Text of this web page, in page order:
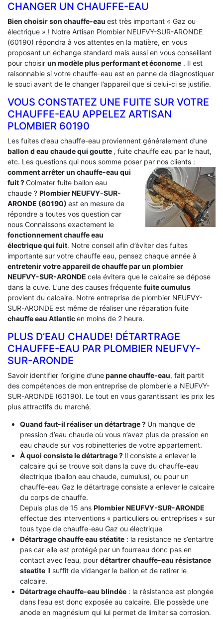
CHANGER UN CHAUFFE-EAU
Bien choisir son chauffe-eau est très important « Gaz ou
électrique » ! Notre Artisan Plombier NEUFVY-SUR-ARONDE
(60190) répondra à vos attentes en la matière, en vous
proposant un échange standard mais aussi en vous conseillant
pour choisir un modèle plus performant et économe . Il est
raisonnable si votre chauffe-eau est en panne de diagnostiquer
le souci avant de le changer l’appareil que si celui-ci se justifie.
VOUS CONSTATEZ UNE FUITE SUR VOTRE
CHAUFFE-EAU APPELEZ ARTISAN
PLOMBIER 60190
Les fuites d’eau chauffe-eau proviennent généralement d’une
ballon d eau chaude qui goutte , fuite chauffe eau par le haut,
etc. Les questions qui nous somme poser par nos clients :
comment arrêter un chauffe-eau qui
fuit ?Colmater fuite ballon eau
chaude ? Plombier NEUFVY-SUR-
ARONDE (60190) est en mesure de
répondre a toutes vos question car
nous Connaissons exactement le
fonctionnement chauffe eau
électrique qui fuit. Notre conseil afin d’éviter des fuites
importante sur votre chauffe eau, pensez chaque année à
entretenir votre appareil de chauffe par un plombier
NEUFVY-SUR-ARONDE cela évitera que le calcaire se dépose
dans la cuve. L’une des causes fréquente fuite cumulus
provient du calcaire. Notre entreprise de plombier NEUFVY-
SUR-ARONDE est même de réaliser une réparation fuite
chauffe eau Atlanticen moins de 2 heure.
PLUS D’EAU CHAUDE! DÉTARTRAGE
CHAUFFE-EAU PAR PLOMBIER NEUFVY-
SUR-ARONDE
Savoir identifier l’origine d’unepanne chauffe-eau, fait partit
des compétences de mon entreprise de plomberie a NEUFVY-
SUR-ARONDE (60190). Le tout en vous garantissant les prix les
plus attractifs du marché.
Quand faut-il réaliser un détartrage ? Un manque de
pression d’eau chaude où vous n’avez plus de pression en
eau chaude sur vos robinetteries de votre appartement.
À quoi consiste le détartrage ? Il consiste a enlever le
calcaire qui se trouve soit dans la cuve du chauffe-eau
électrique (ballon eau chaude, cumulus), ou pour un
chauffe-eau Gaz le détartrage consiste a enlever le calcaire
du corps de chauffe.
Depuis plus de 15 ans Plombier NEUFVY-SUR-ARONDE
effectue des interventions « particuliers ou entreprises » sur
tous type de chauffe-eau Gaz ou électrique
Détartrage chauffe eau stéatite: la resistance ne s’entartre
pas car elle est protégé par un fourreau donc pas en
contact avec l’eau, pour détartrer chauffe-eau résistance
steatiteil suffit de vidanger le ballon et de retirer le
calcaire.
Détartrage chauffe-eau blindée: la résistance est plongée
dans l’eau est donc exposée au calcaire. Elle possède une
anode en magnésium qui lui permet de limiter sa corrosion.